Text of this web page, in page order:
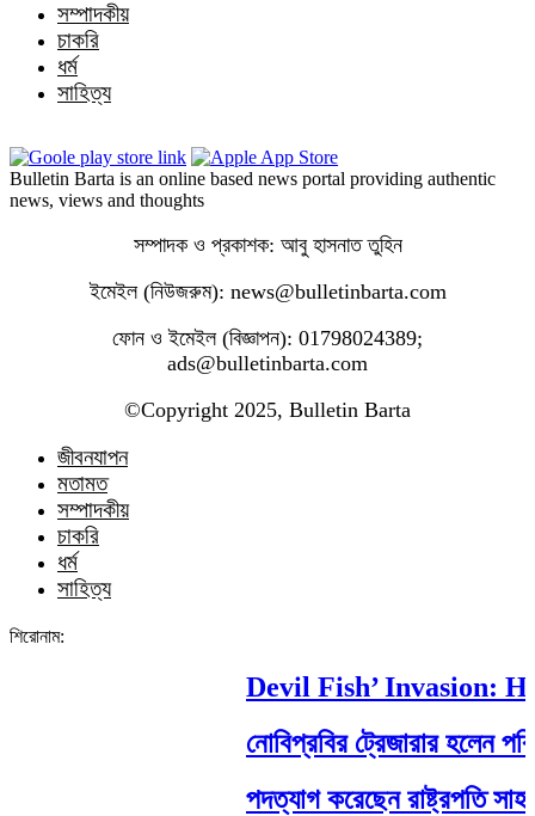
সম্পাদকীয়
চাকরি
ধর্ম
সাহিত্য
Bulletin Barta is an online based news portal providing authentic
news, views and thoughts
সম্পাদক ও প্রকাশক: আবু হাসনাত তুহিন
ইমেইল (নিউজরুম): news@bulletinbarta.com
ফোন ও ইমেইল (বিজ্ঞাপন): 01798024389;
ads@bulletinbarta.com
©️Copyright 2025, Bulletin Barta
জীবনযাপন
মতামত
সম্পাদকীয়
চাকরি
ধর্ম
সাহিত্য
শিরোনাম:
Devil Fish’ Invasion:
নোবিপ্রবির ট্রেজারার হলেন
পদত্যাগ করেছেন রাষ্ট্রপতি